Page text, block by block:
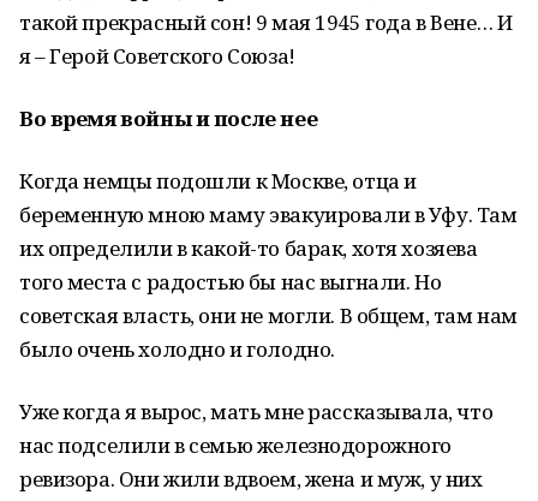
такой прекрасный сон! 9 мая 1945 года в Вене… И
я – Герой Советского Союза!
Во время войны и после нее
Когда немцы подошли к Москве, отца и
беременную мною маму эвакуировали в Уфу. Там
их определили в какой-то барак, хотя хозяева
того места с радостью бы нас выгнали. Но
советская власть, они не могли. В общем, там нам
было очень холодно и голодно.
Уже когда я вырос, мать мне рассказывала, что
нас подселили в семью железнодорожного
ревизора. Они жили вдвоем, жена и муж, у них